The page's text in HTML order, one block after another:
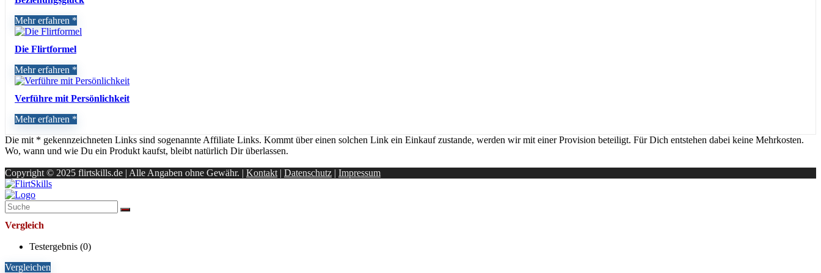
Mehr erfahren
Die Flirtformel
Mehr erfahren
Verführe mit Persönlichkeit
Mehr erfahren
Die mit * gekennzeichneten Links sind sogenannte Affiliate Links. Kommt über einen solchen Link ein Einkauf zustande, werden wir mit einer Provision beteiligt. Für Dich entstehen dabei keine Mehrkosten.
Wo, wann und wie Du ein Produkt kaufst, bleibt natürlich Dir überlassen.
Copyright © 2025 flirtskills.de | Alle Angaben ohne Gewähr. | Kontakt | Datenschutz | Impressum
Vergleich
Testergebnis (0)
Vergleichen